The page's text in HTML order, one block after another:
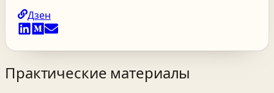
Дзен
Практические материалы